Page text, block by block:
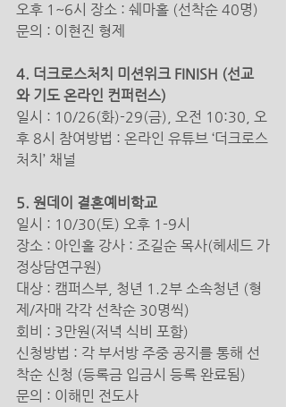
오후 1~6시 장소 : 쉐마홀 (선착순 40명)
문의 : 이현진 형제
4. 더크로스처치 미션위크 FINISH (선교
와 기도 온라인 컨퍼런스)
일시 : 10/26(화)-29(금), 오전 10:30, 오
후 8시 참여방법 : 온라인 유튜브 ‘더크로스
처치’ 채널
5. 원데이 결혼예비학교
일시 : 10/30(토) 오후 1-9시
장소 : 아인홀 강사 : 조길순 목사(헤세드 가
정상담연구원)
대상 : 캠퍼스부, 청년 1.2부 소속청년 (형
제/자매 각각 선착순 30명씩)
회비 : 3만원(저녁 식비 포함)
신청방법 : 각 부서방 주중 공지를 통해 선
착순 신청 (등록금 입금시 등록 완료됨)
문의 : 이해민 전도사